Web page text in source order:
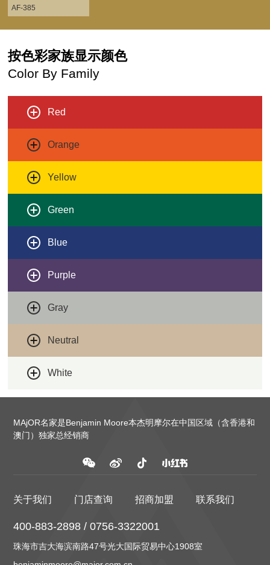
AF-385
按色彩家族显示颜色
Color By Family
Red
Orange
Yellow
Green
Blue
Purple
Gray
Neutral
White
MAjOR名家是Benjamin Moore本杰明摩尔在中国区域（含香港和
澳门）独家总经销商
关于我们 门店查询 招商加盟 联系我们
400-883-2898 / 0756-3322001
珠海市吉大海滨南路47号光大国际贸易中心1908室